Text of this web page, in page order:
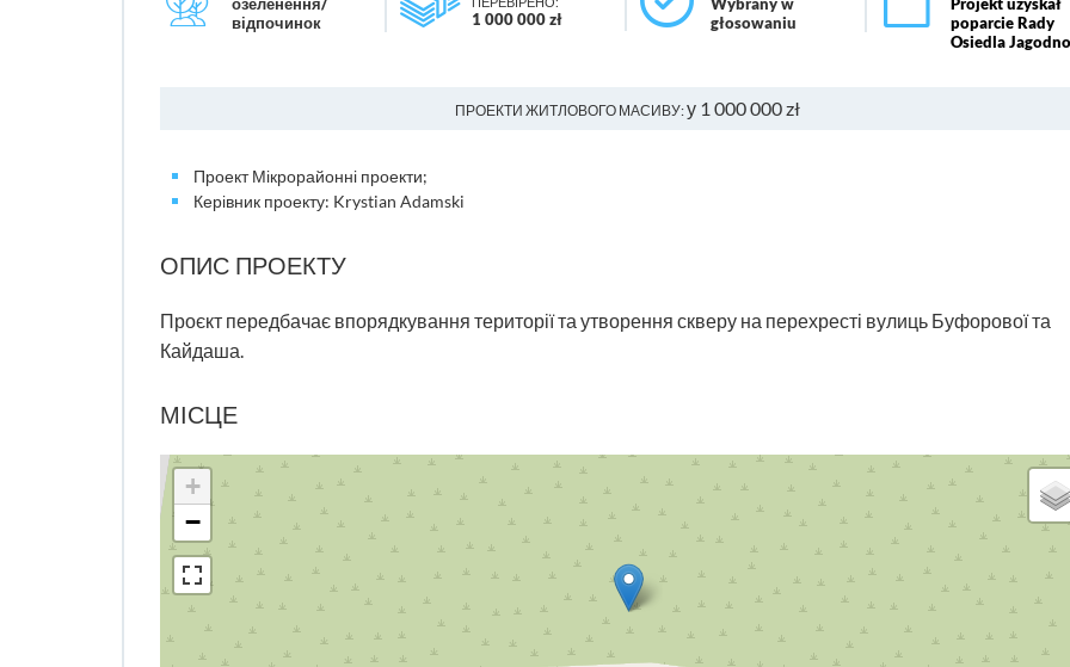
відпочинок
1 000 000 zł
głosowaniu
poparcie Rady
Osiedla
ПРОЕКТИ ЖИТЛОВОГО МАСИВУ:у 1 000 000 zł
Проект Мікрорайонні проекти;
Керівник проекту: Krystian Adamski
ОПИС ПРОЕКТУ
Проєкт передбачає впорядкування території та утворення скверу на перехресті вулиць Буфорової та
Кайдаша.
МІСЦЕ
+
−